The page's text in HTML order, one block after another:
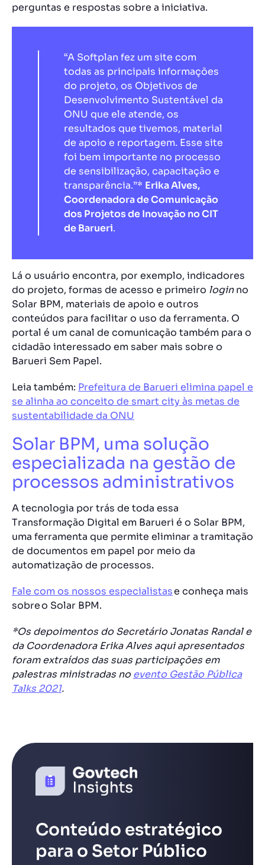
perguntas e respostas sobre a iniciativa.
“A Softplan fez um site com
todas as principais informações
do projeto, os Objetivos de
Desenvolvimento Sustentável da
ONU que ele atende, os
resultados que tivemos, material
de apoio e reportagem. Esse site
foi bem importante no processo
de sensibilização, capacitação e
transparência.”* Erika Alves,
Coordenadora de Comunicação
dos Projetos de Inovação no CIT
de Barueri.
Lá o usuário encontra, por exemplo, indicadores
do projeto, formas de acesso e primeiro loginno
Solar BPM, materiais de apoio e outros
conteúdos para facilitar o uso da ferramenta. O
portal é um canal de comunicação também para o
cidadão interessado em saber mais sobre o
Barueri Sem Papel.
Leia também: Prefeitura de Barueri elimina papel e
se alinha ao conceito de smart city às metas de
sustentabilidade da ONU
Solar BPM, uma solução
especializada na gestão de
processos administrativos
A tecnologia por trás de toda essa
Transformação Digital em Barueri é o Solar BPM,
uma ferramenta que permite eliminar a tramitação
de documentos em papel por meio da
automatização de processos.
Fale com os nossos especialistase conheça mais
sobre o Solar BPM.
*Os depoimentos do Secretário Jonatas Randal e
da Coordenadora Erika Alves aqui apresentados
foram extraídos das suas participações em
palestras ministradas noevento Gestão Pública
Talks 2021.
Conteúdo estratégico
para o Setor Público